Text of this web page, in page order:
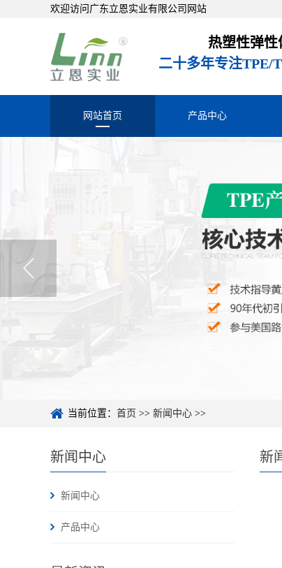
欢迎访问广东立恩实业有限公司网站
热塑性弹
二十多年专注TPE/
网站首页 产品中心
当前位置： 首页 >> 新闻中心 >>
新闻中心
新闻中心
产品中心
新